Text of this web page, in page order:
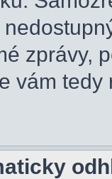
zprávy,
vám